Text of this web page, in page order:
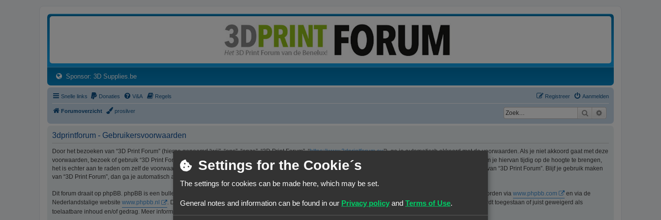
Sponsor: 3D Supplies.be(Opens a new tab)
Snelle links Donaties V&A Regels Aanmelden
Registreer
Forumoverzicht prosilver Zoek
3dprintforum - Gebruikersvoorwaarden
Door het bezoeken van “3D Print Forum” (hierna genoemd “wij”, “ons”, “onze”, “3D Print Forum”, “https://www.3dprintforum.eu”), ga je automatisch akkoord met de voorwaarden. Als je niet akkoord gaat met deze
voorwaarden, bezoek of gebruik “3D Print Forum” dan niet langer. We hebben het recht om de voorwaarden op ieder moment te wijzigen en zullen ons best doen om je hiervan tijdig op de hoogte te brengen,
het is echter aan te raden om zelf de voorwaarden regelmatig te controleren op wijzigingen. Ga je niet akkoord met deze wijzigingen, maak dan niet langer gebruik van “3D Print Forum”. Blijf je gebruik maken
van “3D Print Forum”, dan ga je automatisch akkoord met de wijzigingen en of toevoegingen.
Dit forum draait op phpBB. phpBB is een bulletinboardoplossing die is uitgebracht onder de “GNU General Public License v2” (hierna “GPL”) en kan gedownload worden via www.phpbb.com
en via de
Nederlandstalige website www.phpbb.nl
. De phpBB-software maakt internetgebaseerde discussies mogelijk. phpBB Limited is niet verantwoordelijk voor wat wordt toegestaan of juist geweigerd als
toelaatbare inhoud en/of gedrag. Meer informatie over phpBB kun je vinden op
Settings for the Cookie´s
The settings for cookies can be made here, which may be set.
General notes and information can be found in our Privacy policy and Terms of Use.